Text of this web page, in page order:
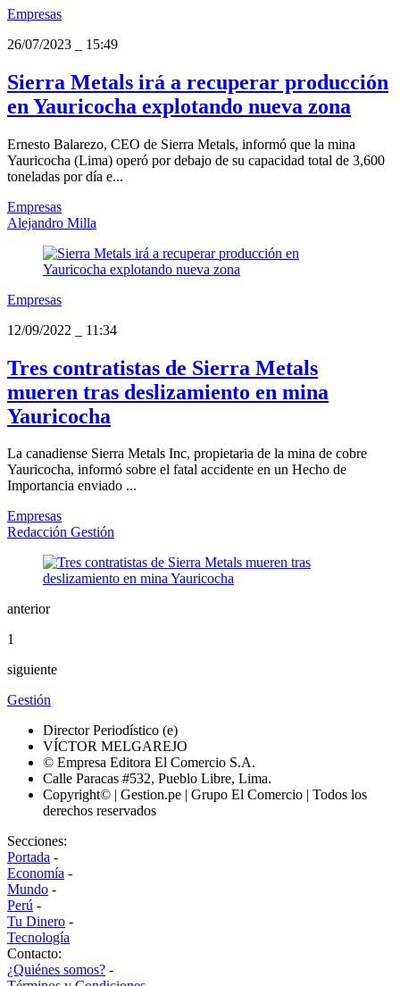
Empresas
26/07/2023
15:49
Sierra Metals irá a recuperar producción
en Yauricocha explotando nueva zona
Ernesto Balarezo, CEO de Sierra Metals, informó que la mina
Yauricocha (Lima) operó por debajo de su capacidad total de 3,600
toneladas por día e...
Empresas
Alejandro Milla
Empresas
12/09/2022
11:34
Tres contratistas de Sierra Metals
mueren tras deslizamiento en mina
Yauricocha
La canadiense Sierra Metals Inc, propietaria de la mina de cobre
Yauricocha, informó sobre el fatal accidente en un Hecho de
Importancia enviado ...
Empresas
Redacción Gestión
anterior
1
siguiente
Gestión
Director Periodístico (e)
VÍCTOR MELGAREJO
© Empresa Editora El Comercio S.A.
Calle Paracas #532, Pueblo Libre, Lima.
Copyright© | Gestion.pe | Grupo El Comercio | Todos los
derechos reservados
Secciones:
Portada -
Economía -
Mundo -
Perú -
Tu Dinero -
Tecnología
Contacto:
¿Quiénes somos? -